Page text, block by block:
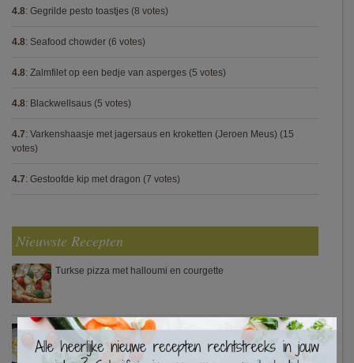
4.8: Gegrilde pesto toastjes (8 votes)
4.8: Seafood chowder (6 votes)
4.8: Zalmfilet op een bedje van asperges (5 votes)
4.8: Blackwellsaus (5 votes)
4.7: Varkenshaasje met jagersaus en kroketten (Jeroen Meus) (15
votes)
4.7: Gestoofde kip met dragon (7 votes)
Nieuwste Recepten
Turkse pizza met halloumi en courgette
Waterzooi van pladijs met venkel (Colruyt) ×